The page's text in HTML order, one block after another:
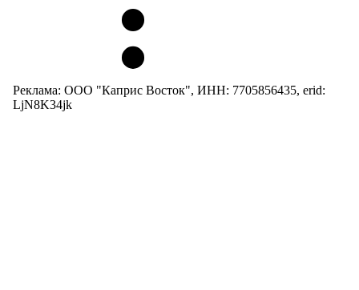
Реклама: ООО "Каприс Восток", ИНН: 7705856435, erid:
LjN8K34jk